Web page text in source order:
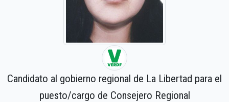
Candidato al gobierno regional de La Libertad para el
puesto/cargo de Consejero Regional